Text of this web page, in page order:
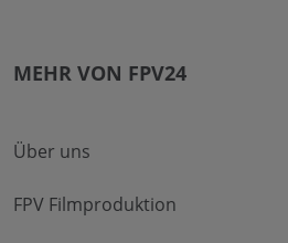
MEHR VON FPV24
Über uns
FPV Filmproduktion